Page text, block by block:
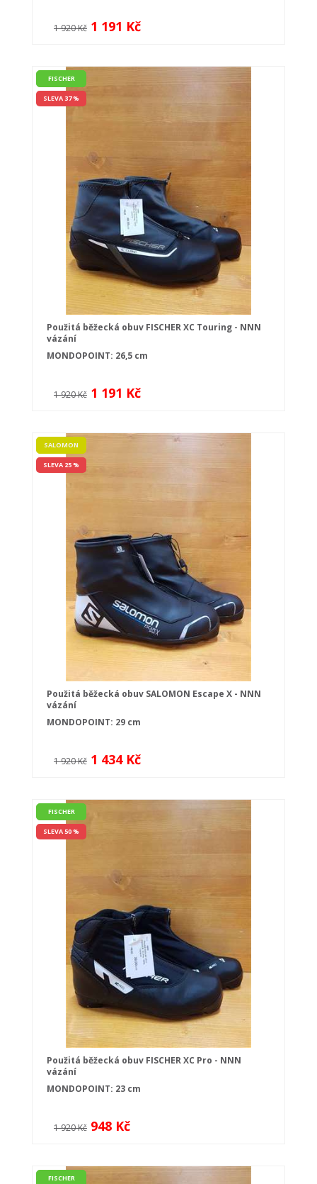
1 920 Kč 1 191 Kč
FISCHER
SLEVA 37 %
Použitá běžecká obuv FISCHER XC Touring - NNN
vázání
MONDOPOINT: 26,5 cm
1 920 Kč 1 191 Kč
SALOMON
SLEVA 25 %
Použitá běžecká obuv SALOMON Escape X - NNN
vázání
MONDOPOINT: 29 cm
1 920 Kč 1 434 Kč
FISCHER
SLEVA 50 %
Použitá běžecká obuv FISCHER XC Pro - NNN
vázání
MONDOPOINT: 23 cm
1 920 Kč 948 Kč
FISCHER